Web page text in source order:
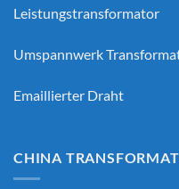
Leistungstransformator
Umspannwerk
Emaillierter Draht
CHINA